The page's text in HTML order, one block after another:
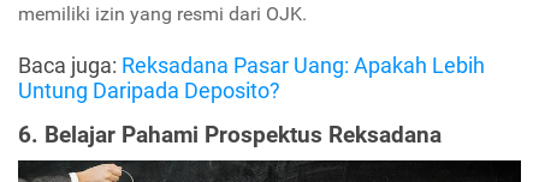
memiliki izin yang resmi dari OJK.
Baca juga: Reksadana Pasar Uang: Apakah Lebih
Untung Daripada Deposito?
6. Belajar Pahami Prospektus Reksadana